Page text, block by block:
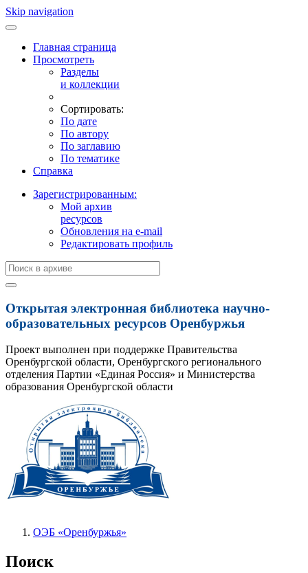
Skip navigation
Главная страница
Просмотреть
Разделы
и коллекции
Сортировать:
По дате
По автору
По заглавию
По тематике
Справка
Зарегистрированным:
Мой архив
ресурсов
Обновления на e-mail
Редактировать профиль
Открытая электронная библиотека научно-
образовательных ресурсов Оренбуржья
Проект выполнен при поддержке Правительства
Оренбургской области, Оренбургского регионального
отделения Партии «Единая Россия» и Министерства
образования Оренбургской области
ОЭБ «Оренбуржья»
Поиск